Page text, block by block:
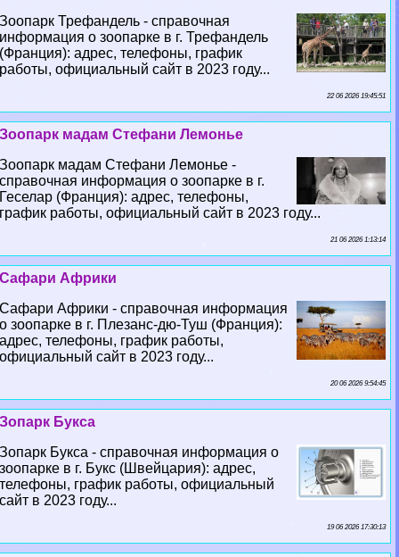
Зоопарк Трефандель - справочная
информация о зоопарке в г. Трефандель
(Франция): адрес, телефоны, график
работы, официальный сайт в 2023 году...
22 06 2026 19:45:51
Зоопарк мадам Стефани Лемонье
Зоопарк мадам Стефани Лемонье -
справочная информация о зоопарке в г.
Геселар (Франция): адрес, телефоны,
график работы, официальный сайт в 2023 году...
21 06 2026 1:13:14
Сафари Африки
Сафари Африки - справочная информация
о зоопарке в г. Плезанс-дю-Туш (Франция):
адрес, телефоны, график работы,
официальный сайт в 2023 году...
20 06 2026 9:54:45
Зопарк Букса
Зопарк Букса - справочная информация о
зоопарке в г. Букс (Швейцария): адрес,
телефоны, график работы, официальный
сайт в 2023 году...
19 06 2026 17:30:13